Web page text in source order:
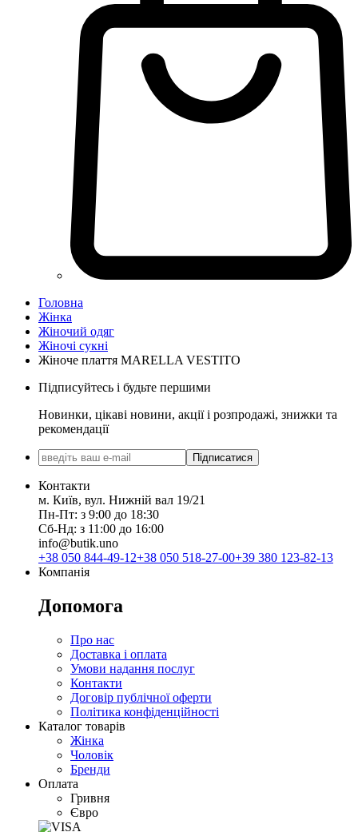
Головна
Жінка
Жіночий одяг
Жіночі сукні
Жіноче плаття MARELLA VESTITO
Підписуйтесь і будьте першими
Новинки, цікаві новини, акції і розпродажі, знижки та
рекомендації
Підписатися
Контакти
м. Київ, вул. Нижній вал 19/21
Пн-Пт: з 9:00 до 18:30
Сб-Нд: з 11:00 до 16:00
info@butik.uno
+38 050 844-49-12+38 050 518-27-00+39 380 123-82-13
Компанія
Допомога
Про нас
Доставка і оплата
Умови надання послуг
Контакти
Договір публічної оферти
Політика конфіденційності
Каталог товарів
Жінка
Чоловік
Бренди
Оплата
Гривня
Євро